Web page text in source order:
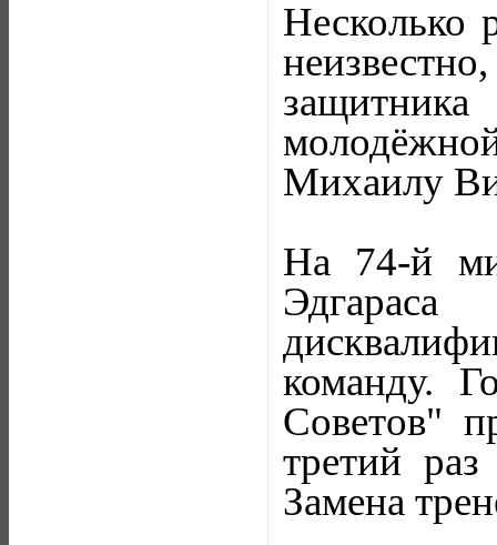
Несколько
Михаилу
На 74-й
команду.
Советов"
третий
Замена